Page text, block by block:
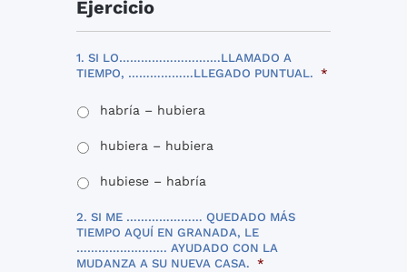
Ejercicio
1. SI LO……………………….LLAMADO A
TIEMPO, ………………LLEGADO PUNTUAL. *
habría – hubiera
hubiera – hubiera
hubiese – habría
2. SI ME ………………… QUEDADO MÁS
TIEMPO AQUÍ EN GRANADA, LE
……………………. AYUDADO CON LA
MUDANZA A SU NUEVA CASA. *